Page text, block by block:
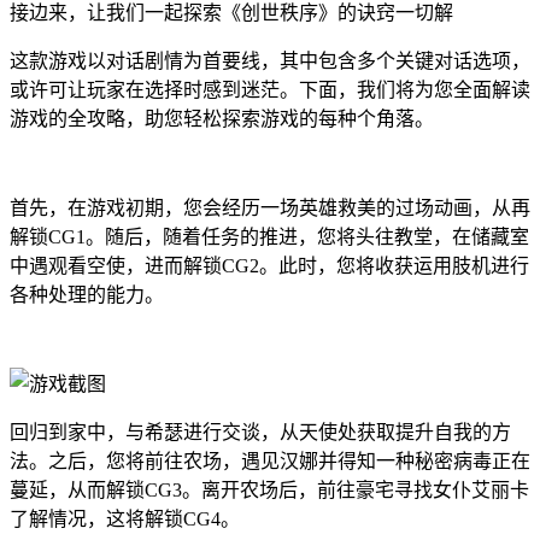
接边来，让我们一起探索《创世秩序》的诀窍一切解
这款游戏以对话剧情为首要线，其中包含多个关键对话选项，
或许可让玩家在选择时感到迷茫。下面，我们将为您全面解读
游戏的全攻略，助您轻松探索游戏的每种个角落。
首先，在游戏初期，您会经历一场英雄救美的过场动画，从再
解锁CG1。随后，随着任务的推进，您将头往教堂，在储藏室
中遇观看空使，进而解锁CG2。此时，您将收获运用肢机进行
各种处理的能力。
回归到家中，与希瑟进行交谈，从天使处获取提升自我的方
法。之后，您将前往农场，遇见汉娜并得知一种秘密病毒正在
蔓延，从而解锁CG3。离开农场后，前往豪宅寻找女仆艾丽卡
了解情况，这将解锁CG4。